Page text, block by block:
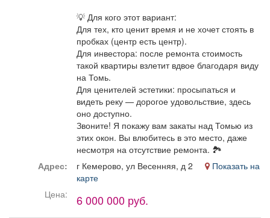
💡 Для кого этот вариант:
Для тех, кто ценит время и не хочет стоять в
пробках (центр есть центр).
Для инвестора: после ремонта стоимость
такой квартиры взлетит вдвое благодаря виду
на Томь.
Для ценителей эстетики: просыпаться и
видеть реку — дорогое удовольствие, здесь
оно доступно.
Звоните! Я покажу вам закаты над Томью из
этих окон. Вы влюбитесь в это место, даже
несмотря на отсутствие ремонта. 🏞️
Адрес:
г Кемерово, ул Весенняя, д 2
Показать на
карте
Цена:
6 000 000 руб.